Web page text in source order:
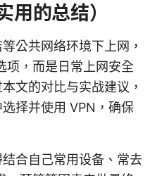
用的总结）
公共网络环境下上网，
项，而是日常上网安全
文的对比与实战建议，
择并使用 VPN，确保
合自己常用设备、常去